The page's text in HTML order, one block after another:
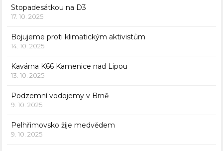
Stopadesátkou na D3
17. 10. 2025
Bojujeme proti klimatickým aktivistům
14. 10. 2025
Kavárna K66 Kamenice nad Lipou
13. 10. 2025
Podzemní vodojemy v Brně
9. 10. 2025
Pelhřimovsko žije medvědem
9. 10. 2025